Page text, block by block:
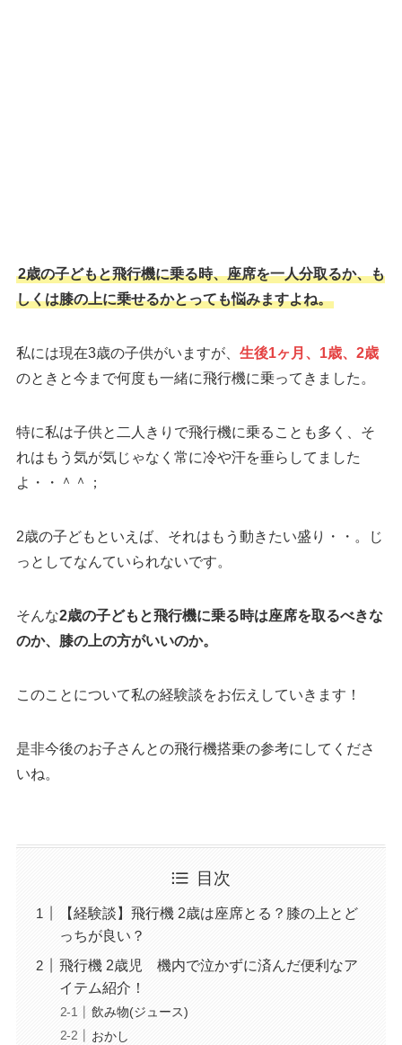
2歳の子どもと飛行機に乗る時、座席を一人分取るか、も
しくは膝の上に乗せるかとっても悩みますよね。
私には現在3歳の子供がいますが、 生後1ヶ月、1歳、2歳
のときと今まで何度も一緒に飛行機に乗ってきました。
特に私は子供と二人きりで飛行機に乗ることも多く、そ
れはもう気が気じゃなく常に冷や汗を垂らしてました
よ・・＾＾；
2歳の子どもといえば、それはもう動きたい盛り・・。じ
っとしてなんていられないです。
そんな2歳の子どもと飛行機に乗る時は座席を取るべきな
のか、膝の上の方がいいのか。
このことについて私の経験談をお伝えしていきます！
是非今後のお子さんとの飛行機搭乗の参考にしてくださ
いね。
目次
【経験談】飛行機 2歳は座席とる？膝の上とど
っちが良い？
飛行機 2歳児 機内で泣かずに済んだ便利なア
イテム紹介！
飲み物(ジュース)
おかし